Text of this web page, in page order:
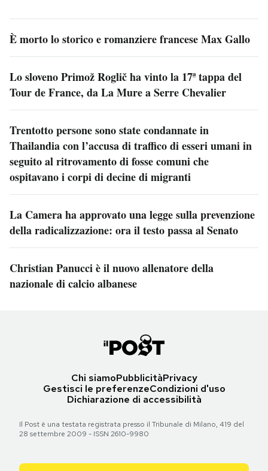
È morto lo storico e romanziere francese Max Gallo
Lo sloveno Primož Roglič ha vinto la 17ª tappa del
Tour de France, da La Mure a Serre Chevalier
Trentotto persone sono state condannate in
Thailandia con l’accusa di traffico di esseri umani in
seguito al ritrovamento di fosse comuni che
ospitavano i corpi di decine di migranti
La Camera ha approvato una legge sulla prevenzione
della radicalizzazione: ora il testo passa al Senato
Christian Panucci è il nuovo allenatore della
nazionale di calcio albanese
Chi siamoPubblicitàPrivacy
Gestisci le preferenzeCondizioni d'uso
Dichiarazione di accessibilità
Il Post è una testata registrata presso il Tribunale di Milano, 419 del
28 settembre 2009 - ISSN 2610-9980